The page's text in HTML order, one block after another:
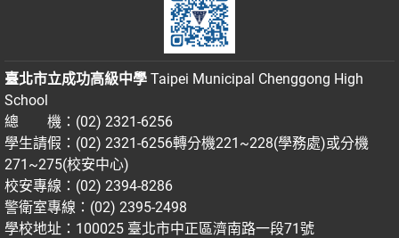
臺北市立成功高級中學 Taipei Municipal Chenggong High
School
總 機：(02) 2321-6256
學生請假：(02) 2321-6256轉分機221~228(學務處)或分機
271~275(校安中心)
校安專線：(02) 2394-8286
警衛室專線：(02) 2395-2498
學校地址：100025 臺北市中正區濟南路一段71號